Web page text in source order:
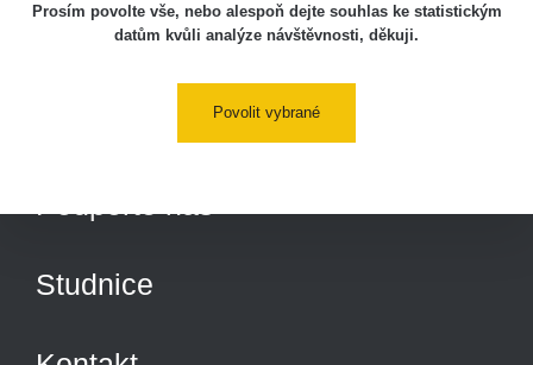
Studnice
Prosím povolte vše, nebo alespoň dejte souhlas ke statistickým
datům kvůli analýze návštěvnosti, děkuji.
Povolit vybrané